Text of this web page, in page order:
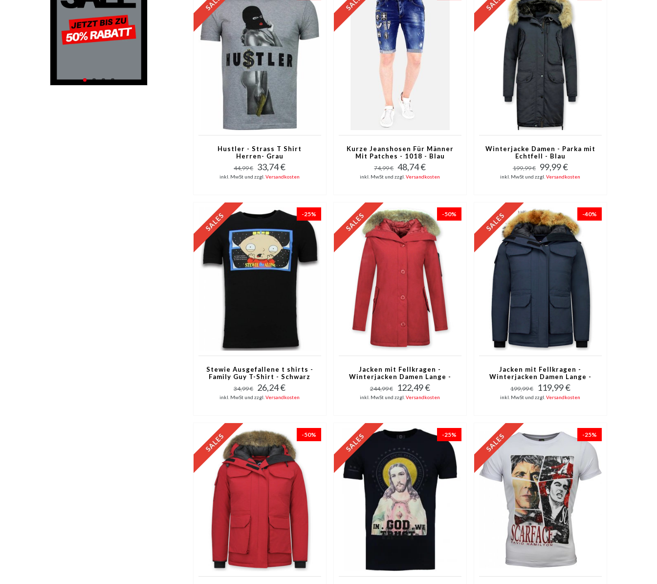
Hustler - Strass T Shirt
Herren- Grau
44,99 € 33,74 €
inkl. MwSt und zzgl.Versandkosten
Kurze Jeanshosen Für Männer
Mit Patches - 1018 - Blau
74,99 € 48,74 €
inkl. MwSt und zzgl.Versandkosten
Winterjacke Damen - Parka mit
Echtfell - Blau
199,99 € 99,99 €
inkl. MwSt und zzgl.Versandkosten
-25%
Stewie Ausgefallene t shirts -
Family Guy T-Shirt - Schwarz
34,99 € 26,24 €
inkl. MwSt und zzgl.Versandkosten
-50%
Jacken mit Fellkragen -
Winterjacken Damen Lange -
Rot
244,99 € 122,49 €
inkl. MwSt und zzgl.Versandkosten
-40%
Jacken mit Fellkragen -
Winterjacken Damen Lange -
Blau
199,99 € 119,99 €
inkl. MwSt und zzgl.Versandkosten
-50% -25% -25%